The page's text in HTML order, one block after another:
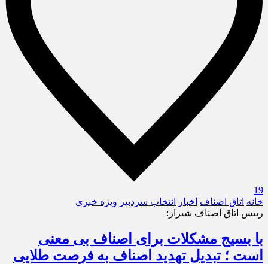
19
خانه اتاق اصناف اخبار انتخاب سردبیر ویژه خبری
رییس اتاق اصناف شیراز:
با بسیج مشکلات برای اصناف بی معنی
است ؛ تبدیل تهدید اصناف به فرصت طلایی